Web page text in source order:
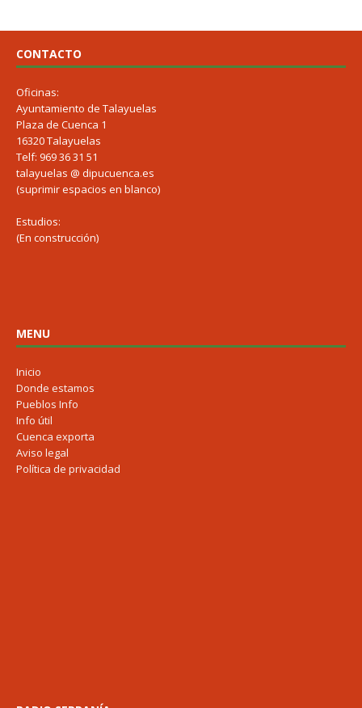
CONTACTO
Oficinas:
Ayuntamiento de Talayuelas
Plaza de Cuenca 1
16320 Talayuelas
Telf: 969 36 31 51
talayuelas @ dipucuenca.es
(suprimir espacios en blanco)
Estudios:
(En construcción)
MENU
Inicio
Donde estamos
Pueblos Info
Info útil
Cuenca exporta
Aviso legal
Política de privacidad